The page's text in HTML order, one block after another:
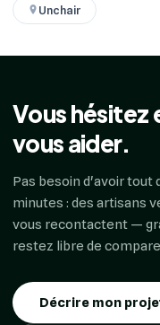
Unchair
Vous hésitez
vous aider.
Pas besoin d'avoir tout
minutes : des artisans
vous recontactent —
restez libre de
Décrire mon